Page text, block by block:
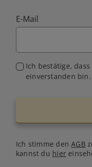
E-Mail
Ich bestätige,
einverstanden bin.
Ich stimme denAGB
kannst du hier